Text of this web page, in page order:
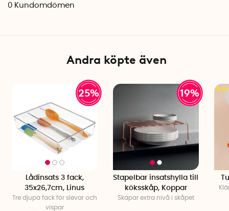
Volym: 1 liter
0 Kundomdömen
Andra köpte även
25%
Lådinsats 3 fack,
35x26,7cm, Linus
Tre djupa fack för slevar och
vispar
19%
Stapelbar insatshylla till
köksskåp, Koppar
Skapar extra nivå i skåpet